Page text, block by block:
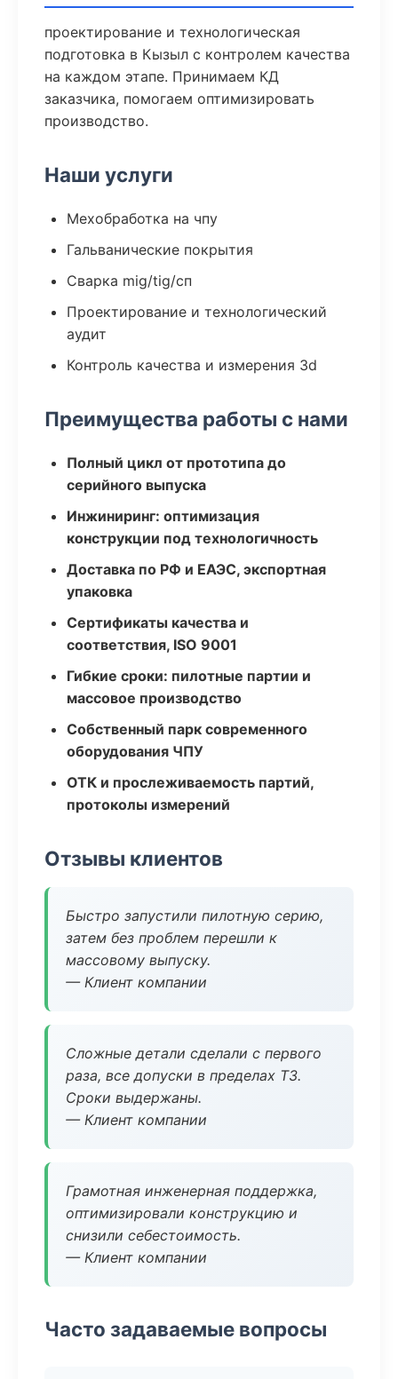
проектирование и технологическая
подготовка в Кызыл с контролем качества
на каждом этапе. Принимаем КД
заказчика, помогаем оптимизировать
производство.
Наши услуги
Мехобработка на чпу
Гальванические покрытия
Сварка mig/tig/сп
Проектирование и технологический
аудит
Контроль качества и измерения 3d
Преимущества работы с нами
Полный цикл от прототипа до
серийного выпуска
Инжиниринг: оптимизация
конструкции под технологичность
Доставка по РФ и ЕАЭС, экспортная
упаковка
Сертификаты качества и
соответствия, ISO 9001
Гибкие сроки: пилотные партии и
массовое производство
Собственный парк современного
оборудования ЧПУ
ОТК и прослеживаемость партий,
протоколы измерений
Отзывы клиентов
Быстро запустили пилотную серию,
затем без проблем перешли к
массовому выпуску.
— Клиент компании
Сложные детали сделали с первого
раза, все допуски в пределах ТЗ.
Сроки выдержаны.
— Клиент компании
Грамотная инженерная поддержка,
оптимизировали конструкцию и
снизили себестоимость.
— Клиент компании
Часто задаваемые вопросы